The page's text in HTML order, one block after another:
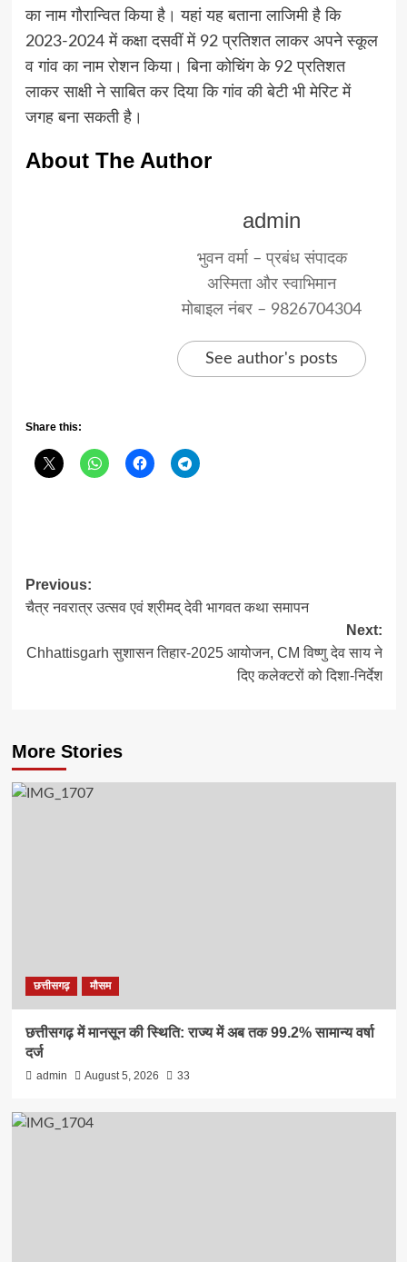
का नाम गौरान्वित किया है। यहां यह बताना लाजिमी है कि
2023-2024 में कक्षा दसवीं में 92 प्रतिशत लाकर अपने स्कूल
व गांव का नाम रोशन किया। बिना कोचिंग के 92 प्रतिशत
लाकर साक्षी ने साबित कर दिया कि गांव की बेटी भी मेरिट में
जगह बना सकती है।
About The Author
admin
भुवन वर्मा – प्रबंध संपादक
अस्मिता और स्वाभिमान
मोबाइल नंबर – 9826704304
See author's posts
Share this:
Post
navigation
Previous:
चैत्र नवरात्र उत्सव एवं श्रीमद् देवी भागवत कथा समापन
Next:
Chhattisgarh सुशासन तिहार-2025 आयोजन, CM विष्णु देव साय ने
दिए कलेक्टरों को दिशा-निर्देश
More Stories
छत्तीसगढ़ मौसम
छत्तीसगढ़ में मानसून की स्थिति: राज्य में अब तक 99.2% सामान्य वर्षा
दर्ज
admin August 5, 2026 33